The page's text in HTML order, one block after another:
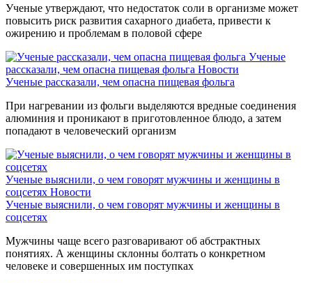
Ученые утверждают, что недостаток соли в организме может
повысить риск развития сахарного диабета, привести к
ожирению и проблемам в половой сфере
Ученые
рассказали, чем опасна пищевая фольга Новости
Ученые рассказали, чем опасна пищевая фольга
При нагревании из фольги выделяются вредные соединения
алюминия и проникают в приготовленное блюдо, а затем
попадают в человеческий организм
Ученые выяснили, о чем говорят мужчины и женщины в
соцсетях Новости
Ученые выяснили, о чем говорят мужчины и женщины в
соцсетях
Мужчины чаще всего разговаривают об абстрактных
понятиях. А женщины склонны болтать о конкретном
человеке и совершенных им поступках